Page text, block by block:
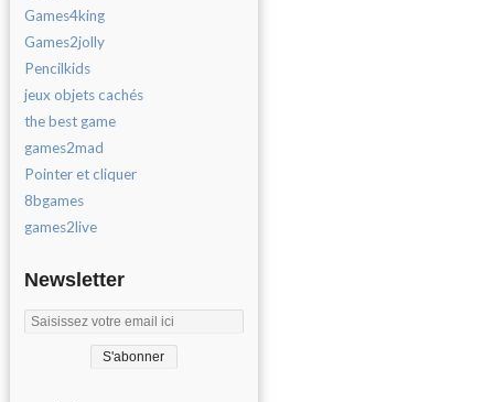
Games4king
Games2jolly
Pencilkids
jeux objets cachés
the best game
games2mad
Pointer et cliquer
8bgames
games2live
Newsletter